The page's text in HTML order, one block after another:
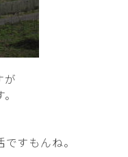
が
すもんね。